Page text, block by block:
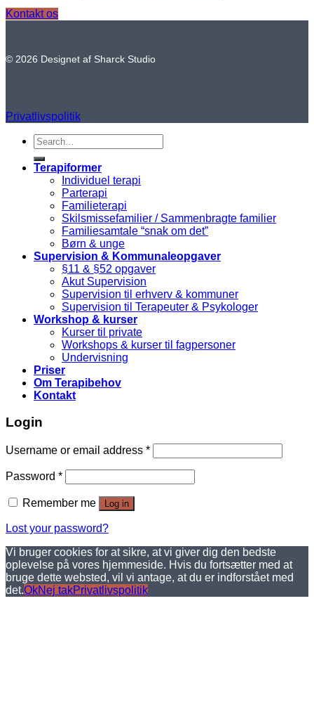
Kontakt os
© 2026 Designet af Sharck Studio
Privatlivspolitik
Search
for:
Terapiformer
Individuel terapi
Parterapi
Familieterapi
Skilsmissefamilier / Sammenbragte familier
Familiesamtale “snak om det”
Børn & unge
Supervision & Kommunaleopgaver
§11 & §52 opgaver
Akut Supervision
Supervision til erhverv & kommuner
Supervision til Terapeuter & Psykologer
Workshop & kurser
Kurser til private
Workshops & kurser til fagpersoner
Undervisning
Priser
Om Terapibehov
Kontakt
Login
Username or email address *
Password *
Remember me Log in
Lost your password?
Vi bruger cookies for at sikre, at vi giver dig den bedste
oplevelse på vores hjemmeside. Hvis du fortsætter med at
bruge dette websted, vil vi antage, at du er indforstået med
det.OkNej takPrivatlivspolitik